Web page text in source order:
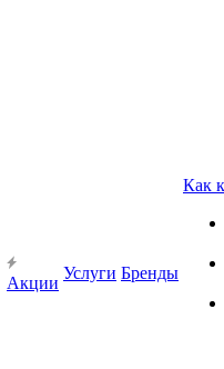
Акции
Услуги Бренды
Как